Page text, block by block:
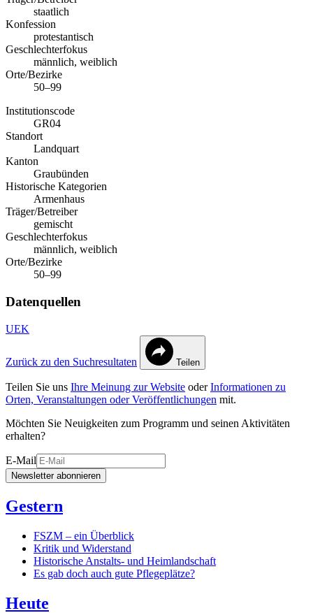
staatlich
Konfession
protestantisch
Geschlechterfokus
männlich, weiblich
Orte/Bezirke
50–99
Institutionscode
GR04
Standort
Landquart
Kanton
Graubünden
Historische Kategorien
Armenhaus
Träger/Betreiber
gemischt
Geschlechterfokus
männlich, weiblich
Orte/Bezirke
50–99
Datenquellen
UEK
Zurück zu den Suchresultaten Teilen
Teilen Sie uns Ihre Meinung zur Website oderInformationen zu
Orten, Veranstaltungen oder Veröffentlichungen mit.
Möchten Sie Neuigkeiten zum Programm und seinen Aktivitäten
erhalten?
E-Mail
Newsletter abonnieren
Gestern
FSZM – ein Überblick
Kritik und Widerstand
Historische Anstalts- und Heimlandschaft
Es gab doch auch gute Pflegeplätze?
Heute